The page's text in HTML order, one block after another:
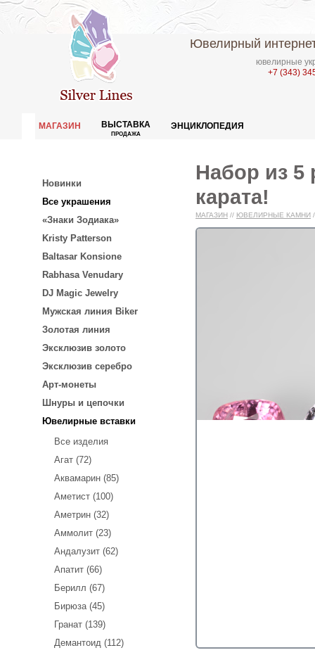
Ювелирный
ювелирные
+7 (343)
МАГАЗИН ВЫСТАВКА
ПРОДАЖА
ЭНЦИКЛОПЕДИЯ
Новинки
Все украшения
«Знаки Зодиака»
Kristy Patterson
Baltasar Konsione
Rabhasa Venudary
DJ Magic Jewelry
Мужская линия Biker
Золотая линия
Эксклюзив золото
Эксклюзив серебро
Арт-монеты
Шнуры и цепочки
Ювелирные вставки
Все изделия
Агат (72)
Аквамарин (85)
Аметист (100)
Аметрин (32)
Аммолит (23)
Андалузит (62)
Апатит (66)
Берилл (67)
Бирюза (45)
Гранат (139)
Демантоид (112)
Набор из 5
карата!
МАГАЗИН // ЮВЕЛИРНЫЕ КАМНИ